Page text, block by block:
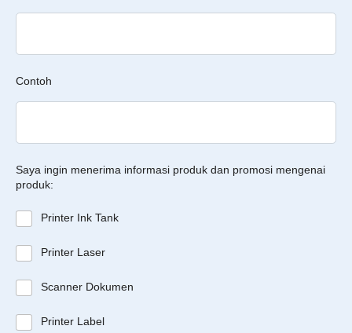
Contoh
Saya ingin menerima informasi produk dan promosi mengenai
produk:
Printer Ink Tank
Printer Laser
Scanner Dokumen
Printer Label